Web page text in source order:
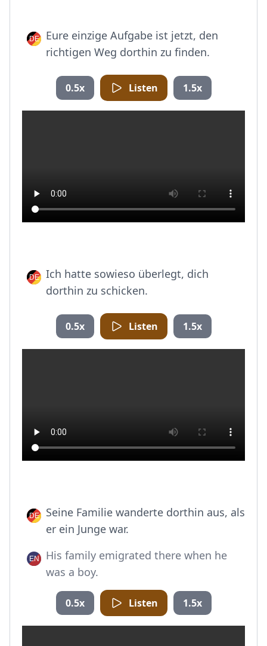
Eure einzige Aufgabe ist jetzt, den
richtigen Weg dorthin zu finden.
0.5x Listen 1.5x
Ich hatte sowieso überlegt, dich
dorthin zu schicken.
0.5x Listen 1.5x
Seine Familie wanderte dorthin aus, als
er ein Junge war.
His family emigrated there when he
was a boy.
0.5x Listen 1.5x